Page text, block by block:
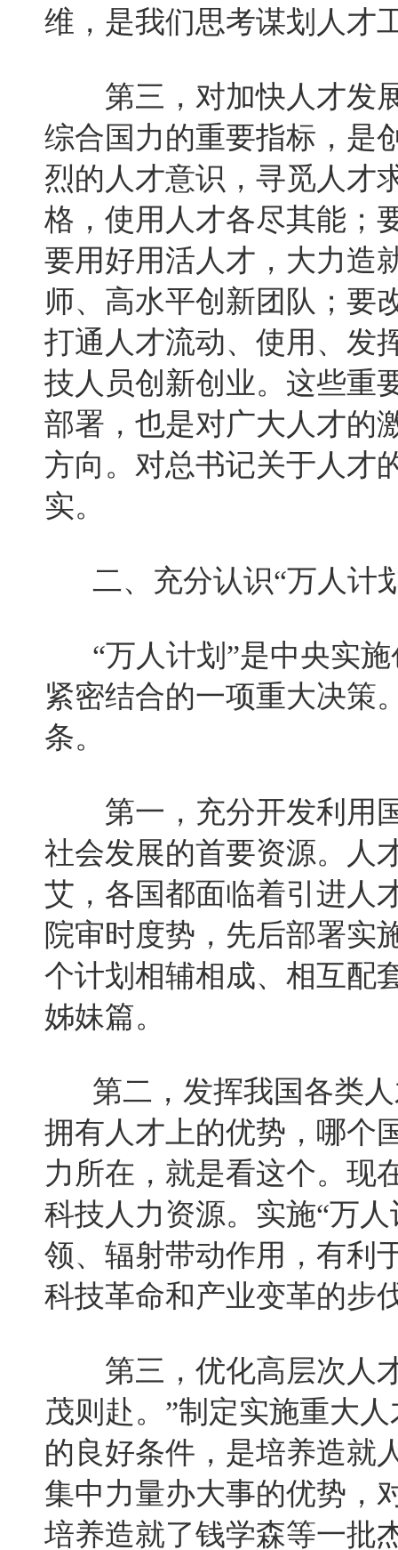
维，是我们思考谋划人才
第三，对加快人才发展
综合国力的重要指标，是
烈的人才意识，寻觅人才
格，使用人才各尽其能；
要用好用活人才，大力造
师、高水平创新团队；要
打通人才流动、使用、发
技人员创新创业。这些重
部署，也是对广大人才的
方向。对总书记关于人才
实。
二、充分认识“万人计
“万人计划”是中央实施
紧密结合的一项重大决策
条。
第一，充分开发利用国
社会发展的首要资源。人
艾，各国都面临着引进人
院审时度势，先后部署实
个计划相辅相成、相互配
姊妹篇。
第二，发挥我国各类人
拥有人才上的优势，哪个
力所在，就是看这个。现
科技人力资源。实施“万
领、辐射带动作用，有利
科技革命和产业变革的步
第三，优化高层次人才
茂则赴。”制定实施重大
的良好条件，是培养造就
集中力量办大事的优势，
培养造就了钱学森等一批